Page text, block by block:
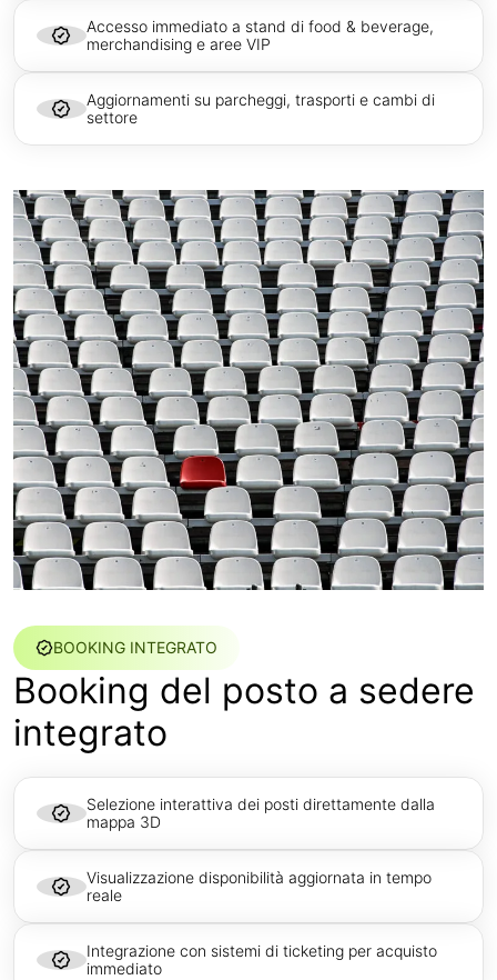
Accesso immediato a stand di food & beverage,
merchandising e aree VIP
Aggiornamenti su parcheggi, trasporti e cambi di
settore
BOOKING INTEGRATO
Booking del posto a sedere
integrato
Selezione interattiva dei posti direttamente dalla
mappa 3D
Visualizzazione disponibilità aggiornata in tempo
reale
Integrazione con sistemi di ticketing per acquisto
immediato